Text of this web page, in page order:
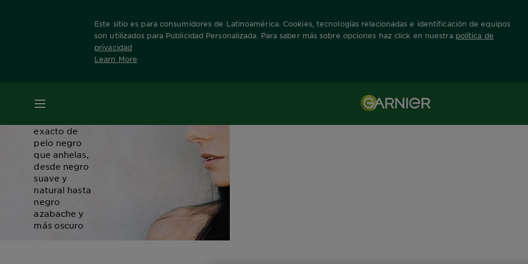
Este sitio es para consumidores de Latinoamérica. Cookies, tecnologías relacionadas e identificación de equipos
son utilizados para Publicidad Personalizada. Para saber más sobre opciones haz click en nuestra política de
privacidad
Learn More
MENÚ
exacto de
pelo negro
que anhelas,
desde negro
suave y
natural hasta
negro
azabache y
más oscuro